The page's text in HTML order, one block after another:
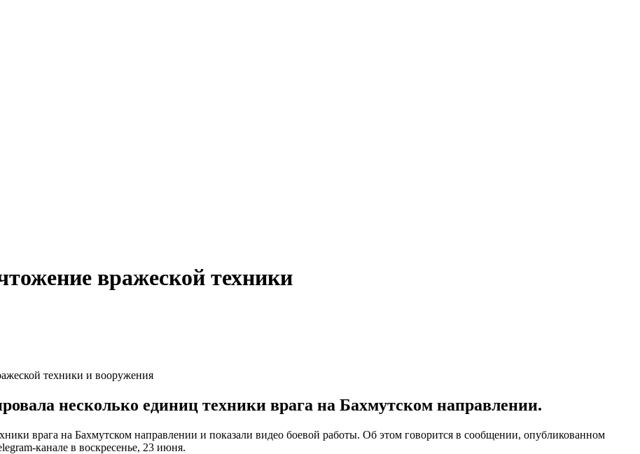
вражеской техники
техники и вооружения
несколько единиц техники врага на Бахмутском направлении.
врага на Бахмутском направлении и показали видео боевой работы. Об этом говорится в сообщении, опубликованном
канале в воскресенье, 23 июня.